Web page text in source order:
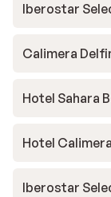
Iberostar
Calimera
Hotel Sahara
Hotel
Iberostar